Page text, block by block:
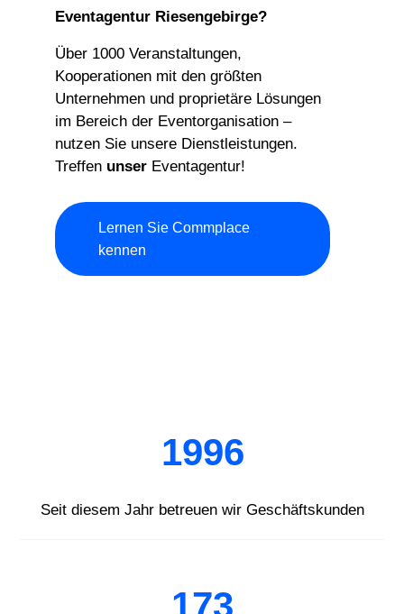
Eventagentur Riesengebirge?
Über 1000 Veranstaltungen,
Kooperationen mit den größten
Unternehmen und proprietäre Lösungen
im Bereich der Eventorganisation –
nutzen Sie unsere Dienstleistungen.
Treffen unser Eventagentur!
Lernen Sie Commplace
kennen
1996
Seit diesem Jahr betreuen wir Geschäftskunden
173